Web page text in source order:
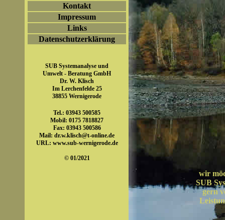
Kontakt
Impressum
Links
Datenschutzerklärung
SUB Systemanalyse und
Umwelt - Beratung GmbH
Dr. W. Klisch
Im Lerchenfelde 25
38855 Wernigerode
Tel.: 03943 500585
Mobil: 0175 7818827
Fax: 03943 500586
Mail: dr.w.klisch@t-online.de
URL: www.sub-wernigerode.de
© 01/2021
wir
SUB
gern